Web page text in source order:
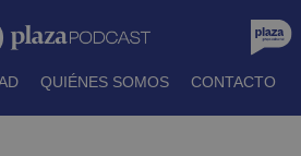
QUIÉNES SOMOS CONTACTO